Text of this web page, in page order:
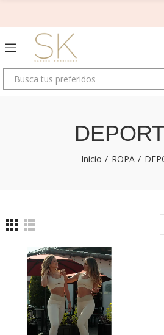
Inicio ROPA